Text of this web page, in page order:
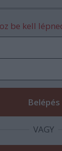
be kell
VAGY